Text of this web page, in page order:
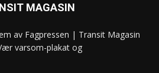
MAGASIN
av Fagpressen | Transit Magasin
varsom-plakat og